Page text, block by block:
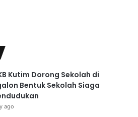
Kutim Dorong Sekolah di
Bentuk Sekolah Siaga
ago